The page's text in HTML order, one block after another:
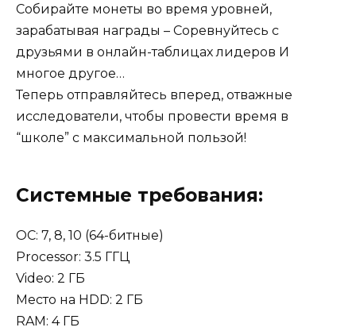
Собирайте монеты во время уровней,
зарабатывая награды – Соревнуйтесь с
друзьями в онлайн-таблицах лидеров И
многое другое…
Теперь отправляйтесь вперед, отважные
исследователи, чтобы провести время в
“школе” с максимальной пользой!
Системные требования:
OC: 7, 8, 10 (64-битные)
Processor: 3.5 ГГЦ
Video: 2 ГБ
Место на HDD: 2 ГБ
RAM: 4 ГБ